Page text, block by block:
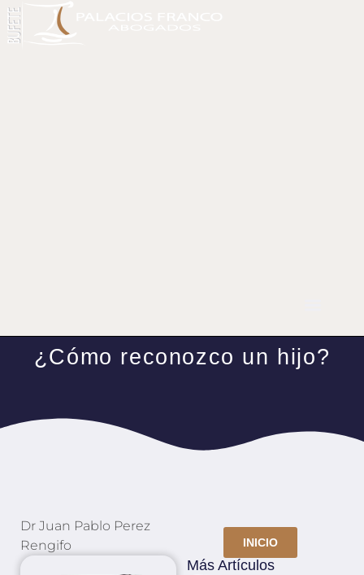
¿Cómo reconozco un hijo?
Dr Juan Pablo Perez
Rengifo
INICIO
Más Artículos